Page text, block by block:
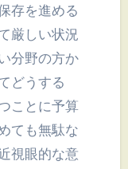
存を進める
厳しい状況
分野の方か
どうする
ことに予算
ても無駄な
視眼的な意